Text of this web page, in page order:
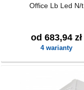
Office Lb Led N/t
od 683,94 zł
4 warianty